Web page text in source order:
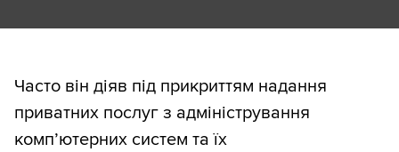
Часто він діяв під прикриттям надання
приватних послуг з адміністрування
комп’ютерних систем та їх